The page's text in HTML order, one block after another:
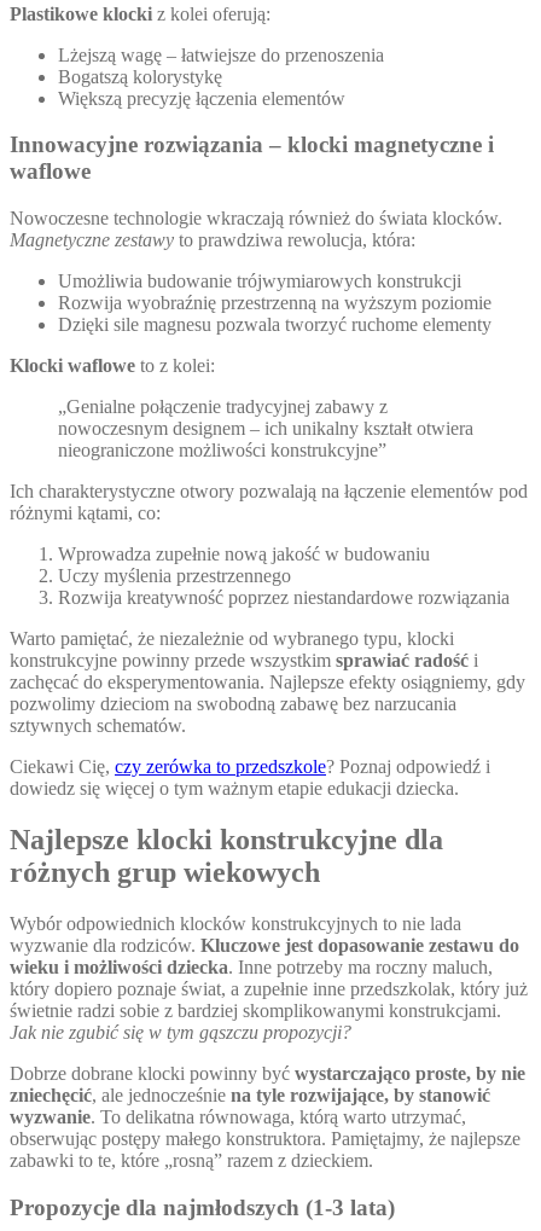
Plastikowe klocki z kolei oferują:
Lżejszą wagę – łatwiejsze do przenoszenia
Bogatszą kolorystykę
Większą precyzję łączenia elementów
Innowacyjne rozwiązania – klocki magnetyczne i
waflowe
Nowoczesne technologie wkraczają również do świata klocków.
Magnetyczne zestawy to prawdziwa rewolucja, która:
Umożliwia budowanie trójwymiarowych konstrukcji
Rozwija wyobraźnię przestrzenną na wyższym poziomie
Dzięki sile magnesu pozwala tworzyć ruchome elementy
Klocki waflowe to z kolei:
„Genialne połączenie tradycyjnej zabawy z
nowoczesnym designem – ich unikalny kształt otwiera
nieograniczone możliwości konstrukcyjne”
Ich charakterystyczne otwory pozwalają na łączenie elementów pod
różnymi kątami, co:
Wprowadza zupełnie nową jakość w budowaniu
Uczy myślenia przestrzennego
Rozwija kreatywność poprzez niestandardowe rozwiązania
Warto pamiętać, że niezależnie od wybranego typu, klocki
konstrukcyjne powinny przede wszystkim sprawiać radość i
zachęcać do eksperymentowania. Najlepsze efekty osiągniemy, gdy
pozwolimy dzieciom na swobodną zabawę bez narzucania
sztywnych schematów.
Ciekawi Cię, czy zerówka to przedszkole? Poznaj odpowiedź i
dowiedz się więcej o tym ważnym etapie edukacji dziecka.
Najlepsze klocki konstrukcyjne dla
różnych grup wiekowych
Wybór odpowiednich klocków konstrukcyjnych to nie lada
wyzwanie dla rodziców. Kluczowe jest dopasowanie zestawu do
wieku i możliwości dziecka. Inne potrzeby ma roczny maluch,
który dopiero poznaje świat, a zupełnie inne przedszkolak, który już
świetnie radzi sobie z bardziej skomplikowanymi konstrukcjami.
Jak nie zgubić się w tym gąszczu propozycji?
Dobrze dobrane klocki powinny być wystarczająco proste, by nie
zniechęcić, ale jednocześnie na tyle rozwijające, by stanowić
wyzwanie. To delikatna równowaga, którą warto utrzymać,
obserwując postępy małego konstruktora. Pamiętajmy, że najlepsze
zabawki to te, które „rosną” razem z dzieckiem.
Propozycje dla najmłodszych (1-3 lata)